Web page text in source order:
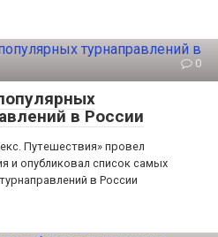
0
в России
Путешествия» провел
и опубликовал список самых
в России